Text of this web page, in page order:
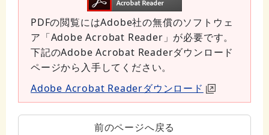
PDFの閲覧にはAdobe社の無償のソフトウェ
ア「Adobe Acrobat Reader」が必要です。
下記のAdobe Acrobat Readerダウンロード
ページから入手してください。
Adobe Acrobat Readerダウンロード
前のページへ戻る